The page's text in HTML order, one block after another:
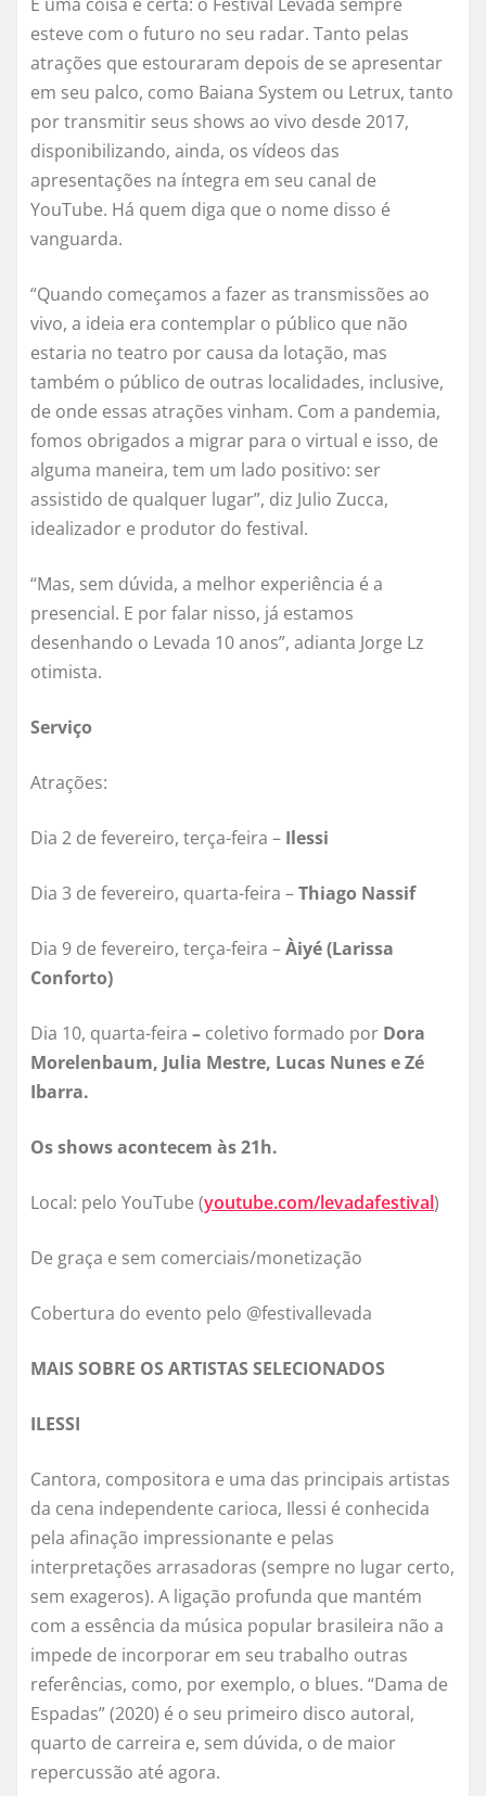
esteve com o futuro no seu radar. Tanto pelas
atrações que estouraram depois de se apresentar
em seu palco, como Baiana System ou Letrux, tanto
por transmitir seus shows ao vivo desde 2017,
disponibilizando, ainda, os vídeos das
apresentações na íntegra em seu canal de
YouTube. Há quem diga que o nome disso é
vanguarda.
“Quando começamos a fazer as transmissões ao
vivo, a ideia era contemplar o público que não
estaria no teatro por causa da lotação, mas
também o público de outras localidades, inclusive,
de onde essas atrações vinham. Com a pandemia,
fomos obrigados a migrar para o virtual e isso, de
alguma maneira, tem um lado positivo: ser
assistido de qualquer lugar”, diz Julio Zucca,
idealizador e produtor do festival.
“Mas, sem dúvida, a melhor experiência é a
presencial. E por falar nisso, já estamos
desenhando o Levada 10 anos”, adianta Jorge Lz
otimista.
Serviço
Atrações:
Dia 2 de fevereiro, terça-feira – Ilessi
Dia 3 de fevereiro, quarta-feira –Thiago Nassif
Dia 9 de fevereiro, terça-feira –Àiyé (Larissa
Conforto)
Dia 10, quarta-feira – coletivo formado por Dora
Morelenbaum, Julia Mestre, Lucas Nunes e Zé
Ibarra.
Os shows acontecem às 21h.
Local: pelo YouTube (youtube.com/levadafestival)
De graça e sem comerciais/monetização
Cobertura do evento pelo @festivallevada
MAIS SOBRE OS ARTISTAS SELECIONADOS
ILESSI
Cantora, compositora e uma das principais artistas
da cena independente carioca, Ilessi é conhecida
pela afinação impressionante e pelas
interpretações arrasadoras (sempre no lugar certo,
sem exageros). A ligação profunda que mantém
com a essência da música popular brasileira não a
impede de incorporar em seu trabalho outras
referências, como, por exemplo, o blues. “Dama de
Espadas” (2020) é o seu primeiro disco autoral,
quarto de carreira e, sem dúvida, o de maior
repercussão até agora.